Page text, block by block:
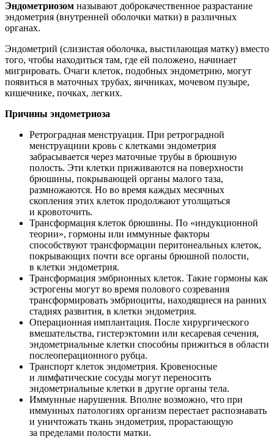
Эндометриозом называют доброкачественное разрастание
эндометрия (внутренней оболочки матки) в различных
органах.
Эндометрий (слизистая оболочка, выстилающая матку) вместо
того, чтобы находиться там, где ей положено, начинает
мигрировать. Очаги клеток, подобных эндометрию, могут
появиться в маточных трубах, яичниках, мочевом пузыре,
кишечнике, почках, легких.
Причины эндометриоза
Ретроградная менструация. При ретроградной
менструациии кровь с клетками эндометрия
забрасывается через маточные трубы в брюшную
полость. Эти клетки приживаются на поверхности
брюшины, покрывающей органы малого таза,
размножаются. Но во время каждых месячных
скопления этих клеток продолжают утолщаться
и кровоточить.
Трансформация клеток брюшины. По «индукционной
теории», гормоны или иммунные факторы
способствуют трансформации перитонеальных клеток,
покрывающих почти все органы брюшной полости,
в клетки эндометрия.
Трансформация эмбрионных клеток. Такие гормоны как
эстрогены могут во время полового созревания
трансформировать эмбриоциты, находящиеся на ранних
стадиях развития, в клетки эндометрия.
Операционная имплантация. После хирургического
вмешательства, гистерэктомии или кесаревая сечения,
эндометриальные клетки способны прижиться в области
послеоперационного рубца.
Транспорт клеток эндометрия. Кровеносные
и лимфатические сосуды могут переносить
эндометриальные клетки в другие органы тела.
Иммунные нарушения. Вполне возможно, что при
иммунных патологиях организм перестает распознавать
и уничтожать ткань эндометрия, прорастающую
за пределами полости матки.